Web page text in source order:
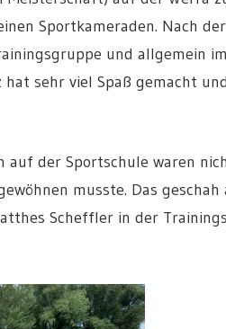
Sportkameraden. Nach
und allgemein
sehr viel Spaß gemacht
auf der Sportschule waren
musste. Das
Scheffler in der